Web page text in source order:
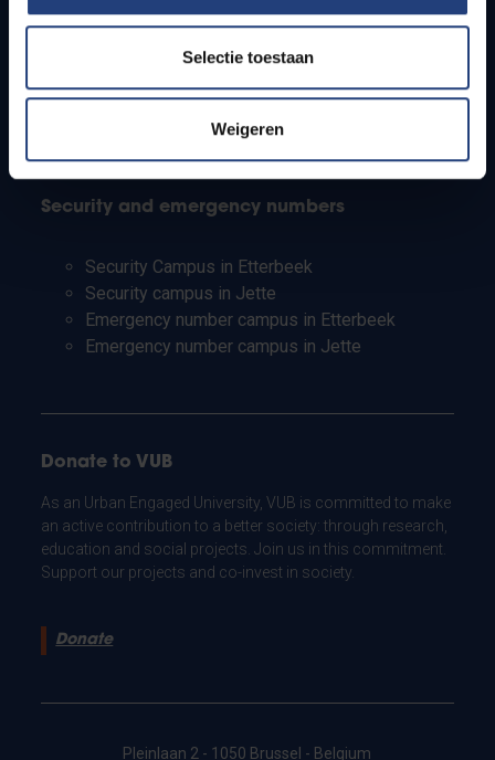
Selectie toestaan
Weigeren
Students
PhD students
Teachers and secondary schools
Working students
Security and emergency numbers
Security Campus in Etterbeek
Security campus in Jette
Emergency number campus in Etterbeek
Emergency number campus in Jette
Donate to VUB
As an Urban Engaged University, VUB is committed to make
an active contribution to a better society: through research,
education and social projects. Join us in this commitment.
Support our projects and co-invest in society.
Donate
Pleinlaan 2 - 1050 Brussel - Belgium